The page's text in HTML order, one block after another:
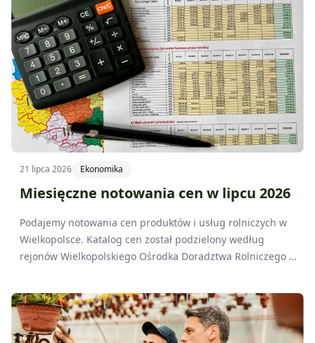
21 lipca 2026 Ekonomika
Miesięczne notowania cen w lipcu 2026
Podajemy notowania cen produktów i usług rolniczych w
Wielkopolsce. Katalog cen został podzielony według
rejonów Wielkopolskiego Ośrodka Doradztwa Rolniczego w